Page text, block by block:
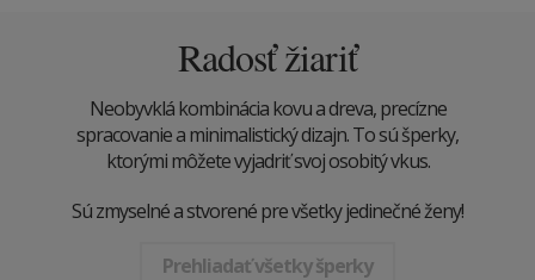
Radosť žiariť
Neobyvklá kombinácia kovu a dreva, precízne
spracovanie a minimalistický dizajn. To sú šperky,
ktorými môžete vyjadriť svoj osobitý vkus.
Sú zmyselné a stvorené pre všetky jedinečné ženy!
Prehliadať všetky šperky